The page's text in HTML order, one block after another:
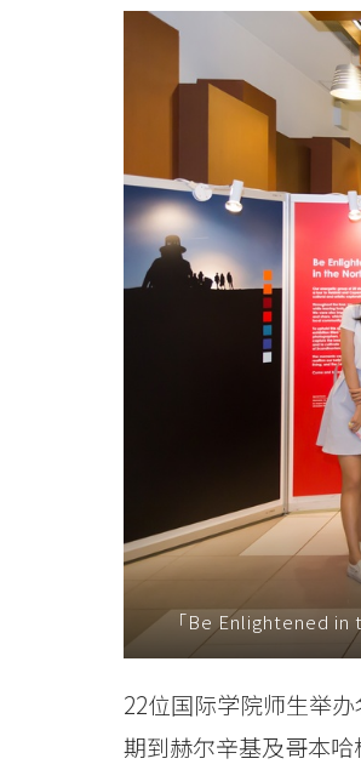
「Be Enlightened
22位国际学院师生举
期到赫尔辛基及哥本